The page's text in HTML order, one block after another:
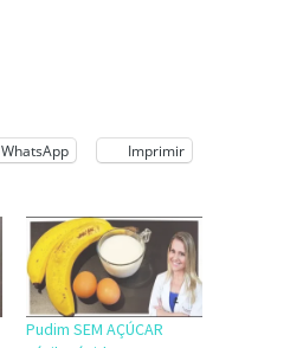
WhatsApp Imprimir
Pudim SEM AÇÚCAR